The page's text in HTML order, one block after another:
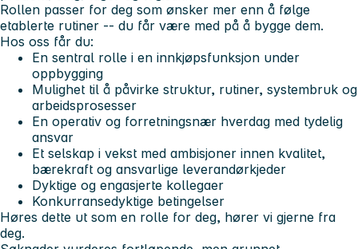
Rollen passer for deg som ønsker mer enn å følge
etablerte rutiner -- du får være med på å bygge dem.
Hos oss får du:
En sentral rolle i en innkjøpsfunksjon under
oppbygging
Mulighet til å påvirke struktur, rutiner, systembruk og
arbeidsprosesser
En operativ og forretningsnær hverdag med tydelig
ansvar
Et selskap i vekst med ambisjoner innen kvalitet,
bærekraft og ansvarlige leverandørkjeder
Dyktige og engasjerte kollegaer
Konkurransedyktige betingelser
Høres dette ut som en rolle for deg, hører vi gjerne fra
deg.